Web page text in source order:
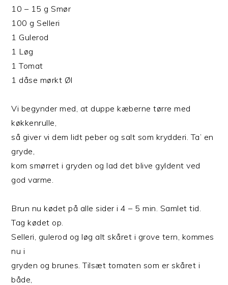
10 – 15 g Smør
100 g Selleri
1 Gulerod
1 Løg
1 Tomat
1 dåse mørkt Øl
Vi begynder med, at duppe kæberne tørre med
køkkenrulle,
så giver vi dem lidt peber og salt som krydderi. Ta’ en
gryde,
kom smørret i gryden og lad det blive gyldent ved
god varme.
Brun nu kødet på alle sider i 4 – 5 min. Samlet tid.
Tag kødet op.
Selleri, gulerod og løg alt skåret i grove tern, kommes
nu i
gryden og brunes. Tilsæt tomaten som er skåret i
både,